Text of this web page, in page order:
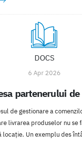
DOCS
6 Apr 2026
partenerului
de gestionare a
livrarea produselor nu se
Un exemplu des